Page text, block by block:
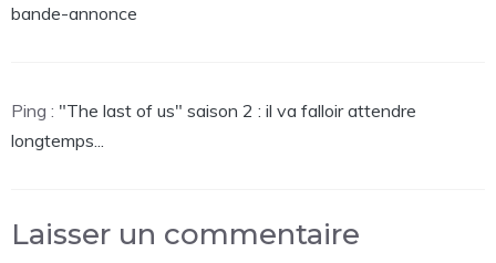
bande-annonce
Ping : "The last of us" saison 2 : il va falloir attendre
longtemps...
Laisser un commentaire